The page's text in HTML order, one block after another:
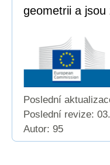
geometrii a
Poslední
Poslední revize:
Autor: 95